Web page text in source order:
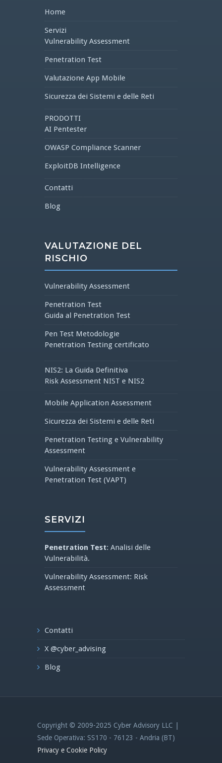
Home
Servizi
Vulnerability Assessment
Penetration Test
Valutazione App Mobile
Sicurezza dei Sistemi e delle Reti
PRODOTTI
AI Pentester
OWASP Compliance Scanner
ExploitDB Intelligence
Contatti
Blog
VALUTAZIONE DEL
RISCHIO
Vulnerability Assessment
Penetration Test
Guida al Penetration Test
Pen Test Metodologie
Penetration Testing certificato
NIS2: La Guida Definitiva
Risk Assessment NIST e NIS2
Mobile Application Assessment
Sicurezza dei Sistemi e delle Reti
Penetration Testing e Vulnerability
Assessment
Vulnerability Assessment e
Penetration Test (VAPT)
SERVIZI
Penetration Test: Analisi delle
Vulnerabilità.
Vulnerability Assessment: Risk
Assessment
Contatti
X @cyber_advising
Blog
Copyright © 2009-2025 Cyber Advisory LLC |
Sede Operativa: SS170 - 76123 - Andria (BT)
Privacy e Cookie Policy